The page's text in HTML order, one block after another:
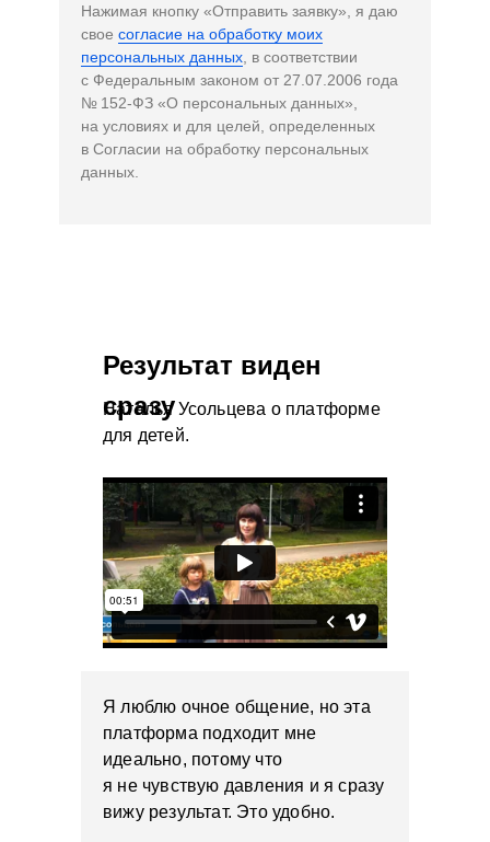
Нажимая кнопку «Отправить заявку», я даю
свое согласие на обработку моих
персональных данных , в соответствии
с Федеральным законом от 27.07.2006 года
№ 152-ФЗ «О персональных данных»,
на условиях и для целей, определенных
в Согласии на обработку персональных
данных.
Результат виден
сразу
Наталья Усольцева о платформе
для детей.
Я люблю очное общение, но эта
платформа подходит мне
идеально, потому что
я не чувствую давления и я сразу
вижу результат. Это удобно.